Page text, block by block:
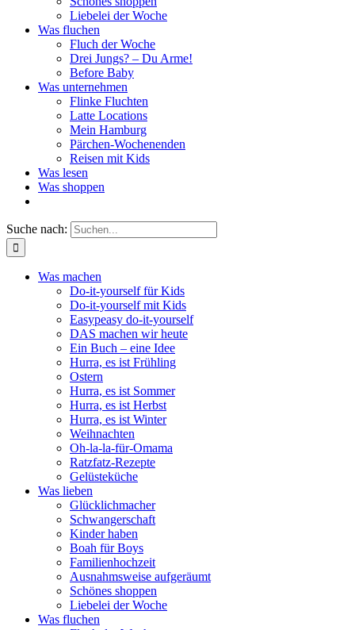
Liebelei der Woche
Was fluchen
Fluch der Woche
Drei Jungs? – Du Arme!
Before Baby
Was unternehmen
Flinke Fluchten
Latte Locations
Mein Hamburg
Pärchen-Wochenenden
Reisen mit Kids
Was lesen
Was shoppen
Suche nach:
Was machen
Do-it-yourself für Kids
Do-it-yourself mit Kids
Easypeasy do-it-yourself
DAS machen wir heute
Ein Buch – eine Idee
Hurra, es ist Frühling
Ostern
Hurra, es ist Sommer
Hurra, es ist Herbst
Hurra, es ist Winter
Weihnachten
Oh-la-la-für-Omama
Ratzfatz-Rezepte
Gelüsteküche
Was lieben
Glücklichmacher
Schwangerschaft
Kinder haben
Boah für Boys
Familienhochzeit
Ausnahmsweise aufgeräumt
Schönes shoppen
Liebelei der Woche
Was fluchen